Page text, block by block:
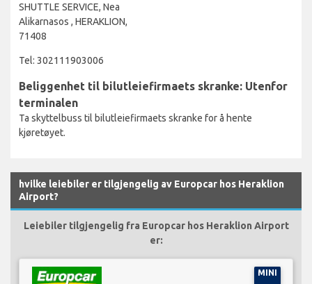
SHUTTLE SERVICE, Nea
Alikarnasos , HERAKLION,
71408
Tel: 302111903006
Beliggenhet til bilutleiefirmaets skranke: Utenfor
terminalen
Ta skyttelbuss til bilutleiefirmaets skranke for å hente
kjøretøyet.
hvilke leiebiler er tilgjengelig av Europcar hos Heraklion
Airport?
Leiebiler tilgjengelig fra Europcar hos Heraklion Airport
er:
MINI